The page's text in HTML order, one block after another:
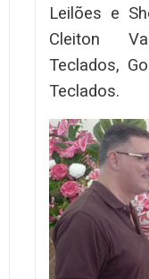
Leilões e
Cleiton
Teclados,
Teclados.